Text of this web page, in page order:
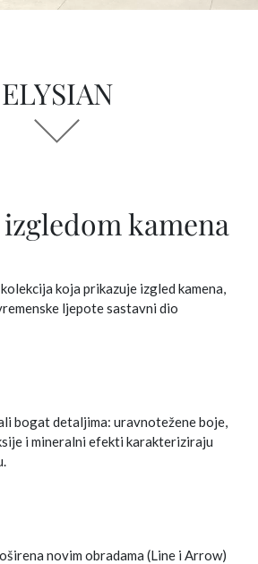
ELYSIAN
kamena
koja prikazuje izgled kamena,
ljepote sastavni dio
bogat detaljima: uravnotežene boje,
i mineralni efekti karakteriziraju
novim obradama (Line i Arrow)